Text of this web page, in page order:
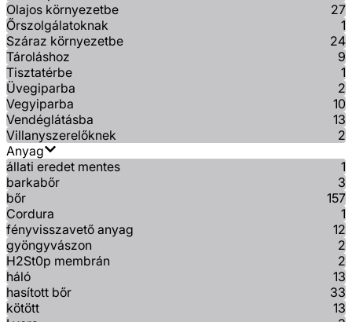
Olajos környezetbe
27
Őrszolgálatoknak
1
Száraz környezetbe
24
Tároláshoz
9
Tisztatérbe
1
Üvegiparba
2
Vegyiparba
10
Vendéglátásba
13
Villanyszerelőknek
2
Anyag
állati eredet mentes
1
barkabőr
3
bőr
157
Cordura
1
fényvisszavető anyag
12
gyöngyvászon
2
H2St0p membrán
2
háló
13
hasított bőr
33
kötött
13